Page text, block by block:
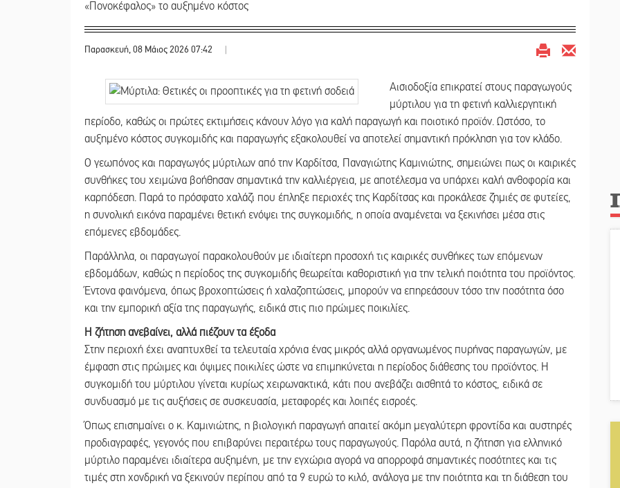
«Πονοκέφαλος» το αυξημένο κόστος
Παρασκευή, 08 Μάιος 2026 07:42 |
Αισιοδοξία επικρατεί στους παραγωγούς
μύρτιλου για τη φετινή καλλιεργητική
περίοδο, καθώς οι πρώτες εκτιμήσεις κάνουν λόγο για καλή παραγωγή και ποιοτικό προϊόν. Ωστόσο, το
αυξημένο κόστος συγκομιδής και παραγωγής εξακολουθεί να αποτελεί σημαντική πρόκληση για τον κλάδο.
Ο γεωπόνος και παραγωγός μύρτιλων από την Καρδίτσα, Παναγιώτης Καμινιώτης, σημειώνει πως οι καιρικές
συνθήκες του χειμώνα βοήθησαν σημαντικά την καλλιέργεια, με αποτέλεσμα να υπάρχει καλή ανθοφορία και
καρπόδεση. Παρά το πρόσφατο χαλάζι που έπληξε περιοχές της Καρδίτσας και προκάλεσε ζημιές σε φυτείες,
η συνολική εικόνα παραμένει θετική ενόψει της συγκομιδής, η οποία αναμένεται να ξεκινήσει μέσα στις
επόμενες εβδομάδες.
Παράλληλα, οι παραγωγοί παρακολουθούν με ιδιαίτερη προσοχή τις καιρικές συνθήκες των επόμενων
εβδομάδων, καθώς η περίοδος της συγκομιδής θεωρείται καθοριστική για την τελική ποιότητα του προϊόντος.
Έντονα φαινόμενα, όπως βροχοπτώσεις ή χαλαζοπτώσεις, μπορούν να επηρεάσουν τόσο την ποσότητα όσο
και την εμπορική αξία της παραγωγής, ειδικά στις πιο πρώιμες ποικιλίες.
Η ζήτηση ανεβαίνει, αλλά πιέζουν τα έξοδα
Στην περιοχή έχει αναπτυχθεί τα τελευταία χρόνια ένας μικρός αλλά οργανωμένος πυρήνας παραγωγών, με
έμφαση στις πρώιμες και όψιμες ποικιλίες ώστε να επιμηκύνεται η περίοδος διάθεσης του προϊόντος. Η
συγκομιδή του μύρτιλου γίνεται κυρίως χειρωνακτικά, κάτι που ανεβάζει αισθητά το κόστος, ειδικά σε
συνδυασμό με τις αυξήσεις σε συσκευασία, μεταφορές και λοιπές εισροές.
Όπως επισημαίνει ο κ. Καμινιώτης, η βιολογική παραγωγή απαιτεί ακόμη μεγαλύτερη φροντίδα και αυστηρές
προδιαγραφές, γεγονός που επιβαρύνει περαιτέρω τους παραγωγούς. Παρόλα αυτά, η ζήτηση για ελληνικό
μύρτιλο παραμένει ιδιαίτερα αυξημένη, με την εγχώρια αγορά να απορροφά σημαντικές ποσότητες και τις
τιμές στη χονδρική να ξεκινούν περίπου από τα 9 ευρώ το κιλό, ανάλογα με την ποιότητα και τη διάθεση του